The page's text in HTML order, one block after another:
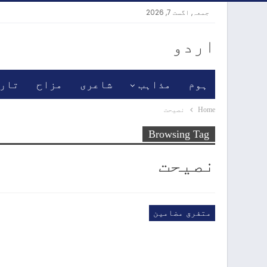
جمعہ, اگست 7, 2026
اردو
ہوم مذاہب شاعری مزاح
Home نصیحت
Browsing Tag
نصیحت
متفرق مضامین